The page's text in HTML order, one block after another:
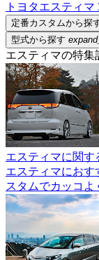
トヨタエスティマ
定番カスタムから探
型式から探す
エスティマの特集
エスティマに関す
エスティマにお
スタムでカッコよ